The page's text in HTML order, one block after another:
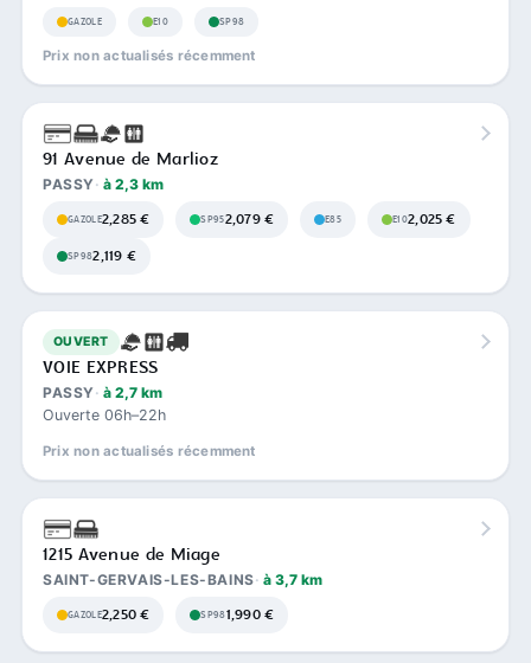
GAZOLE E10 SP98
Prix non actualisés récemment
91 Avenue de Marlioz
PASSY à 2,3 km
GAZOLE2,285 € SP952,079 € E85 E102,025 €
SP982,119 €
OUVERT
VOIE EXPRESS
PASSY à 2,7 km
Ouverte 06h–22h
Prix non actualisés récemment
1215 Avenue de Miage
SAINT-GERVAIS-LES-BAINS à 3,7 km
GAZOLE2,250 € SP981,990 €